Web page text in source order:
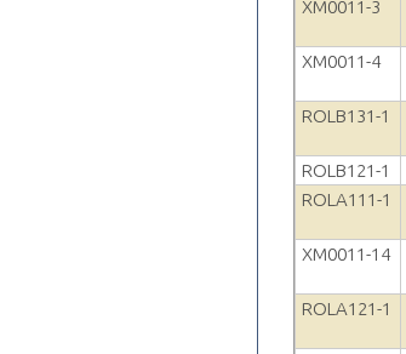
XM0011-3
XM0011-4
ROLB131-1
ROLB121-1
ROLA111-1
XM0011-14
ROLA121-1